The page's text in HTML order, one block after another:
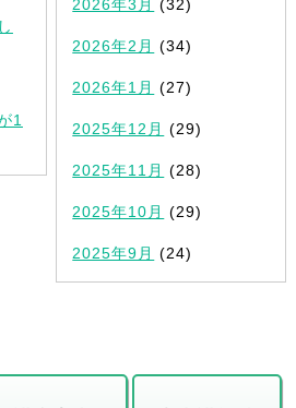
1
2026年3月 (32)
2026年2月 (34)
2026年1月 (27)
2025年12月 (29)
2025年11月 (28)
2025年10月 (29)
2025年9月 (24)